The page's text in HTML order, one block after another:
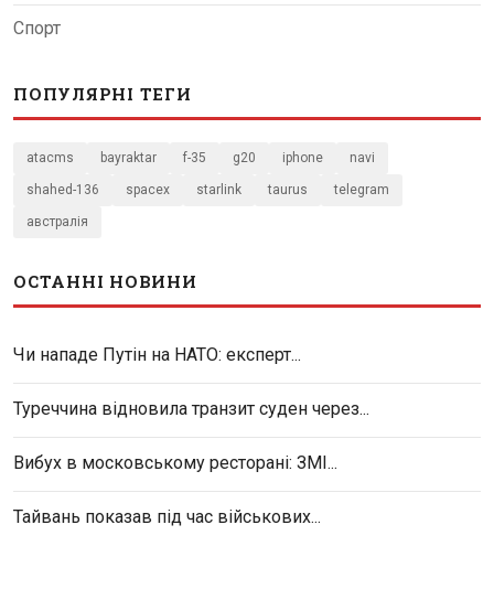
Спорт
ПОПУЛЯРНІ ТЕГИ
atacms bayraktar f-35 g20 iphone navi
shahed-136 spacex starlink taurus telegram
австралія
ОСТАННІ НОВИНИ
Чи нападе Путін на НАТО: експерт...
Туреччина відновила транзит суден через...
Вибух в московському ресторані: ЗМІ...
Тайвань показав під час військових...